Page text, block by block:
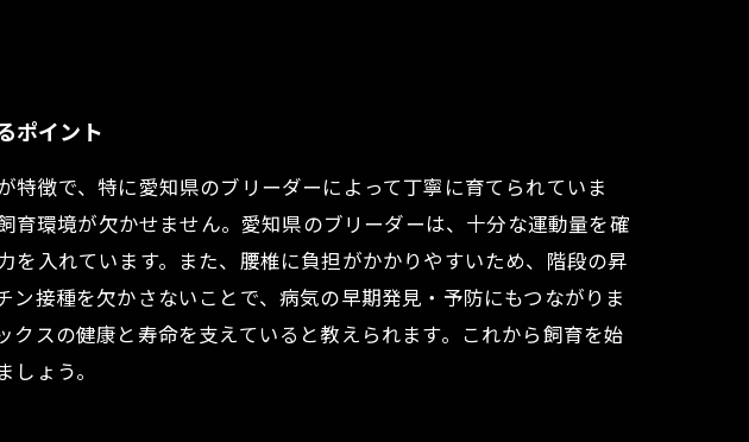
ポイント
徴で、特に愛知県のブリーダーによって丁寧に育てられていま
環境が欠かせません。愛知県のブリーダーは、十分な運動量を確
入れています。また、腰椎に負担がかかりやすいため、階段の昇
接種を欠かさないことで、病気の早期発見・予防にもつながりま
スの健康と寿命を支えていると教えられます。これから飼育を始
ょう。